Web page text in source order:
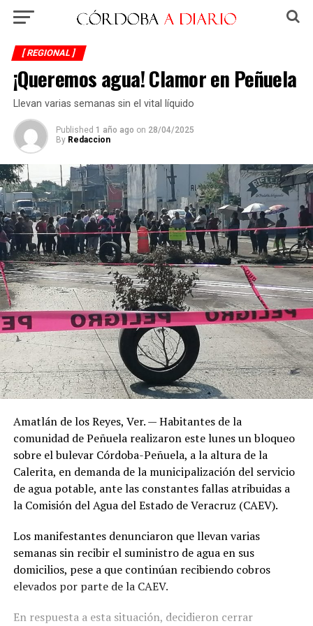
[ REGIONAL ]
¡Queremos agua! Clamor en Peñuela
Llevan varias semanas sin el vital líquido
Published 1 año ago on 28/04/2025
By Redaccion
Amatlán de los Reyes, Ver. — Habitantes de la
comunidad de Peñuela realizaron este lunes un bloqueo
sobre el bulevar Córdoba-Peñuela, a la altura de la
Calerita, en demanda de la municipalización del servicio
de agua potable, ante las constantes fallas atribuidas a
la Comisión del Agua del Estado de Veracruz (CAEV).
Los manifestantes denunciaron que llevan varias
semanas sin recibir el suministro de agua en sus
domicilios, pese a que continúan recibiendo cobros
elevados por parte de la CAEV.
En respuesta a esta situación, decidieron cerrar